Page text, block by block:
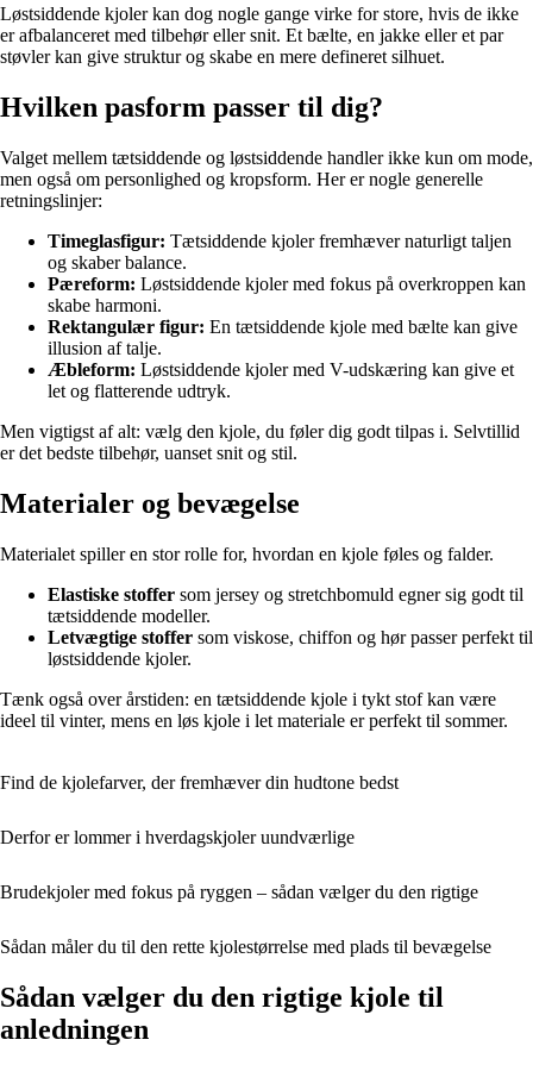
Løstsiddende kjoler kan dog nogle gange virke for store, hvis de ikke
er afbalanceret med tilbehør eller snit. Et bælte, en jakke eller et par
støvler kan give struktur og skabe en mere defineret silhuet.
Hvilken pasform passer til dig?
Valget mellem tætsiddende og løstsiddende handler ikke kun om mode,
men også om personlighed og kropsform. Her er nogle generelle
retningslinjer:
Timeglasfigur: Tætsiddende kjoler fremhæver naturligt taljen
og skaber balance.
Pæreform: Løstsiddende kjoler med fokus på overkroppen kan
skabe harmoni.
Rektangulær figur: En tætsiddende kjole med bælte kan give
illusion af talje.
Æbleform: Løstsiddende kjoler med V-udskæring kan give et
let og flatterende udtryk.
Men vigtigst af alt: vælg den kjole, du føler dig godt tilpas i. Selvtillid
er det bedste tilbehør, uanset snit og stil.
Materialer og bevægelse
Materialet spiller en stor rolle for, hvordan en kjole føles og falder.
Elastiske stoffer som jersey og stretchbomuld egner sig godt til
tætsiddende modeller.
Letvægtige stoffer som viskose, chiffon og hør passer perfekt til
løstsiddende kjoler.
Tænk også over årstiden: en tætsiddende kjole i tykt stof kan være
ideel til vinter, mens en løs kjole i let materiale er perfekt til sommer.
Find de kjolefarver, der fremhæver din hudtone bedst
Derfor er lommer i hverdagskjoler uundværlige
Brudekjoler med fokus på ryggen – sådan vælger du den rigtige
Sådan måler du til den rette kjolestørrelse med plads til bevægelse
Sådan vælger du den rigtige kjole til
anledningen